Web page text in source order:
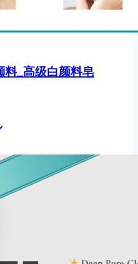
料_高级白颜料皂